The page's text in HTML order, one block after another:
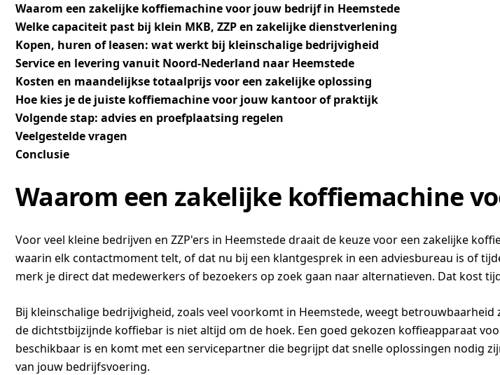
Waarom een zakelijke koffiemachine voor jouw bedrijf in Heemstede
Welke capaciteit past bij klein MKB, ZZP en zakelijke dienstverlening
Kopen, huren of leasen: wat werkt bij kleinschalige bedrijvigheid
Service en levering vanuit Noord-Nederland naar Heemstede
Kosten en maandelijkse totaalprijs voor een zakelijke oplossing
Hoe kies je de juiste koffiemachine voor jouw kantoor of praktijk
Volgende stap: advies en proefplaatsing regelen
Veelgestelde vragen
Conclusie
Waarom een zakelijke koffiemachine
Voor veel kleine bedrijven en ZZP'ers in Heemstede draait de keuze voor een zakelijke
waarin elk contactmoment telt, of dat nu bij een klantgesprek in een adviesbureau is of
merk je direct dat medewerkers of bezoekers op zoek gaan naar alternatieven. Dat kost
Bij kleinschalige bedrijvigheid, zoals veel voorkomt in Heemstede, weegt
de dichtstbijzijnde koffiebar is niet altijd om de hoek. Een goed gekozen koffieapparaat
beschikbaar is en komt met een servicepartner die begrijpt dat snelle oplossingen nodig
van jouw bedrijfsvoering.